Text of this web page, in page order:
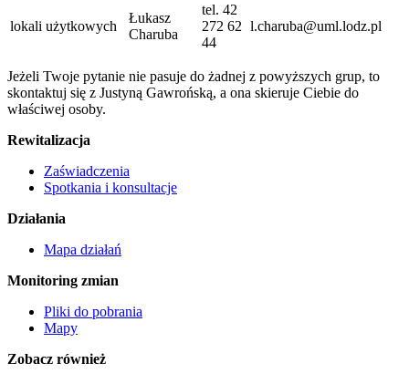
lokali użytkowych
Łukasz
Charuba
tel. 42
272 62
44
l.charuba@uml.lodz.pl
Jeżeli Twoje pytanie nie pasuje do żadnej z powyższych grup, to
skontaktuj się z Justyną Gawrońską, a ona skieruje Ciebie do
właściwej osoby.
Rewitalizacja
Zaświadczenia
Spotkania i konsultacje
Działania
Mapa działań
Monitoring zmian
Pliki do pobrania
Mapy
Zobacz również